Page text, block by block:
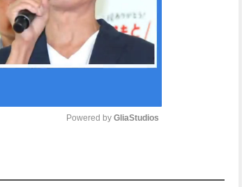
u
Powered by GliaStudios